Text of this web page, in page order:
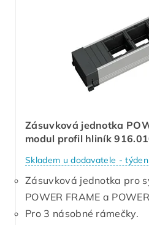
Zásuvková jednotka
modul profil hliník
Skladem u dodavatele - týden
Zásuvková jednotka pro
POWER FRAME a
Pro 3 násobné rámečky.